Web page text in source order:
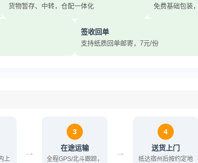
货物暂存、中转，仓配一体化 免费基础包装
签收回单
支持纸质回单邮寄，7元/份
上
→
3
在途运输
全程GPS/北斗跟踪，
→
4
送货上门
抵达宿州后按约定地